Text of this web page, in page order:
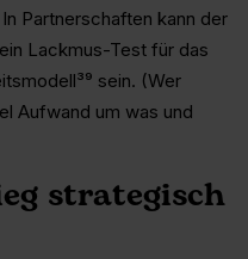
Partnerschaften kann der
Lackmus-Test für das
sein. (Wer
Aufwand um was und
strategisch